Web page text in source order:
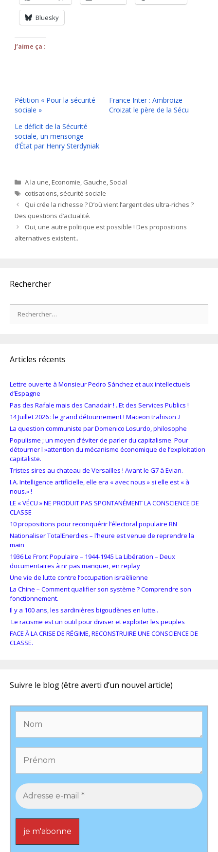
Bluesky
J’aime ça :
Pétition « Pour la sécurité
sociale »
France Inter : Ambroize
Croizat le père de la Sécu
Le déficit de la Sécurité
sociale, un mensonge
d’État par Henry Sterdyniak
Catégories
A la une,Economie, Gauche, Social
Étiquettes
cotisations, sécurité sociale
Qui crée la richesse ? D’où vient l’argent des ultra-riches ?
Des questions d’actualité.
Oui, une autre politique est possible ! Des propositions
alternatives existent..
Rechercher
Articles récents
Lettre ouverte à Monsieur Pedro Sánchez et aux intellectuels
d’Espagne
Pas des Rafale mais des Canadair ! ..Et des Services Publics !
14 Juillet 2026 : le grand détournement ! Maceon trahison .!
La question communiste par Domenico Losurdo, philosophe
Populisme ; un moyen d’éviter de parler du capitalisme. Pour
détourner l »attention du mécanisme économique de l’exploitation
capitaliste.
Tristes sires au chateau de Versailles ! Avant le G7 à Evian.
I.A. Intelligence artificielle, elle era « avec nous » si elle est « à
nous.» !
LE « VÉCU » NE PRODUIT PAS SPONTANÉMENT LA CONSCIENCE DE
CLASSE
10 propositions pour reconquérir l’électoral populaire RN
Nationaliser TotalEnerdies – l’heure est venue de reprendre la
main
1936 Le Front Populaire – 1944-1945 La Libération – Deux
documentaires à nr pas manquer, en replay
Une vie de lutte contre l’occupation israëlienne
La Chine – Comment qualifier son système ? Comprendre son
fonctionnement.
Il y a 100 ans, les sardinières bigoudènes en lutte..
Le racisme est un outil pour diviser et exploiter les peuples
FACE À LA CRISE DE RÉGIME, RECONSTRUIRE UNE CONSCIENCE DE
CLASSE.
Suivre le blog (être averti d’un nouvel article)